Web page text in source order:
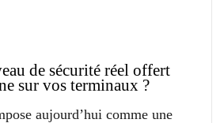
de sécurité réel offert
sur vos terminaux ?
aujourd’hui comme une